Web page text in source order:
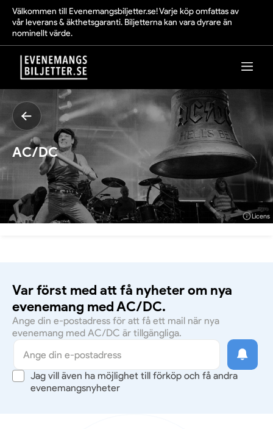
Välkommen till Evenemangsbiljetter.se! Varje köp omfattas av
vår leverans & äkthetsgaranti. Biljetterna kan vara dyrare än
nominellt värde.
AC/DC
Licens
Var först med att få nyheter om nya
evenemang med AC/DC.
Ange din e-postadress för att få ett mail när nya
evenemang med AC/DC är tillgängliga.
Jag vill även ha möjlighet till förköp och få andra
evenemangsnyheter